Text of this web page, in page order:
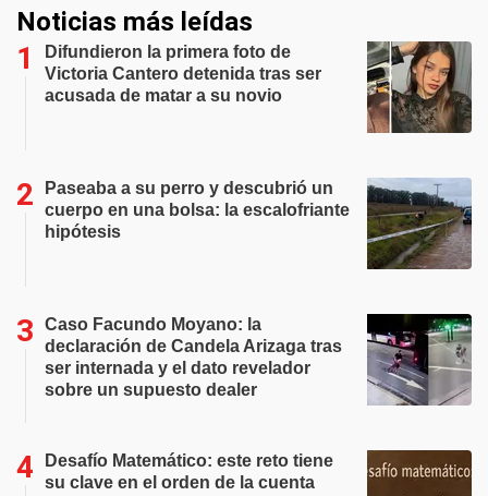
Noticias más leídas
Difundieron la primera foto de
Victoria Cantero detenida tras ser
acusada de matar a su novio
Paseaba a su perro y descubrió un
cuerpo en una bolsa: la escalofriante
hipótesis
Caso Facundo Moyano: la
declaración de Candela Arizaga tras
ser internada y el dato revelador
sobre un supuesto dealer
Desafío Matemático: este reto tiene
su clave en el orden de la cuenta